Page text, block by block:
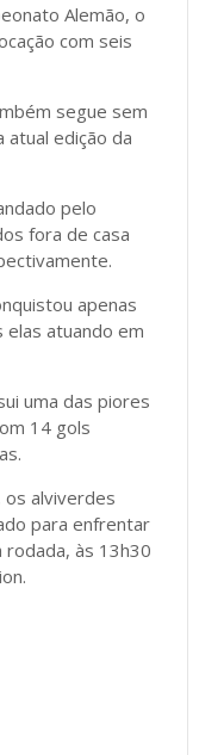
Alemão, o
com seis
segue sem
edição da
pelo
fora de casa
apenas
elas atuando em
uma das piores
14 gols
os alviverdes
para enfrentar
às 13h30